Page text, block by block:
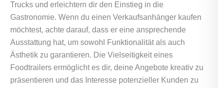
Trucks und erleichtern dir den Einstieg in die
Gastronomie. Wenn du einen Verkaufsanhänger kaufen
möchtest, achte darauf, dass er eine ansprechende
Ausstattung hat, um sowohl Funktionalität als auch
Ästhetik zu garantieren. Die Vielseitigkeit eines
Foodtrailers ermöglicht es dir, deine Angebote kreativ zu
präsentieren und das Interesse potenzieller Kunden zu